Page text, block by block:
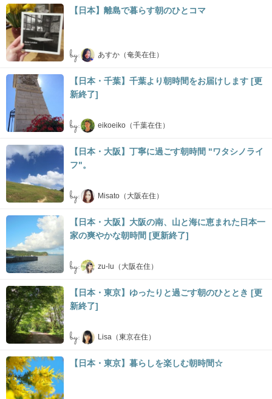
【日本】離島で暮らす朝のひとコマ
by: あすか（奄美在住）
【日本・千葉】千葉より朝時間をお届けします [更
新終了]
by: eikoeiko（千葉在住）
【日本・大阪】丁寧に過ごす朝時間 "ワタシノライ
フ"。
by: Misato（大阪在住）
【日本・大阪】大阪の南、山と海に恵まれた日本一
家の爽やかな朝時間 [更新終了]
by: zu-lu（大阪在住）
【日本・東京】ゆったりと過ごす朝のひととき [更
新終了]
by: Lisa（東京在住）
【日本・東京】暮らしを楽しむ朝時間☆